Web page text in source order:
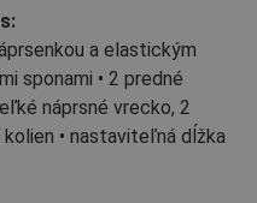
a elastickým
sponami • 2 predné
náprsné vrecko, 2
• nastaviteľná dĺžka